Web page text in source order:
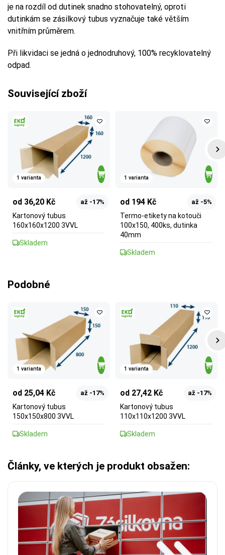
je na rozdíl od dutinek snadno stohovatelný, oproti
dutinkám se zásilkový tubus vyznačuje také větším
vnitřním průměrem.
Při likvidaci se jedná o jednodruhový, 100% recyklovatelný
odpad.
Související zboží
1 varianta
od 36,20 Kč až -17%
Kartonový tubus
160x160x1200 3VVL
Skladem
1 varianta
od 194 Kč až -5%
Termo-etikety na kotouči
100x150, 400ks, dutinka
40mm
Skladem
Podobné
1 varianta
od 25,04 Kč až -17%
Kartonový tubus
150x150x800 3VVL
Skladem
1 varianta
od 27,42 Kč až -17%
Kartonový tubus
110x110x1200 3VVL
Skladem
Články, ve kterých je produkt obsažen: